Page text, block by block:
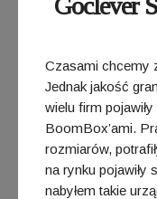
Goclever
Czasami chcemy
Jednak jakość
wielu firm
BoomBox’ami.
rozmiarów,
na rynku pojawiły
nabyłem takie